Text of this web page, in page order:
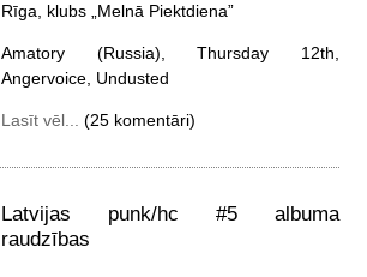
Rīga, klubs „Melnā Piektdiena”
Amatory (Russia), Thursday 12th,
Angervoice, Undusted
Lasīt vēl... (25 komentāri)
Latvijas punk/hc #5 albuma
raudzības